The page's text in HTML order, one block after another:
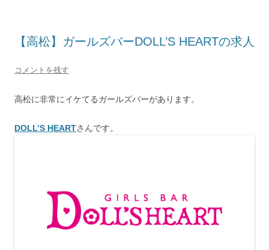
【高松】ガールズバーDOLL’S HEARTの求人
コメントを残す
高松に非常にイケてるガールズバーがあります。
DOLL’S HEARTさんです。